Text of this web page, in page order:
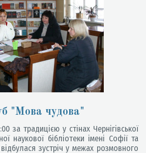
"Мова чудова"
за традицією у стінах Чернігівської
наукової бібліотеки імені Софії та
зустріч у межах розмовного